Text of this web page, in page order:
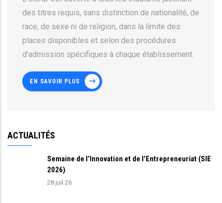
des titres requis, sans distinction de nationalité, de
race, de sexe ni de religion, dans la limite des
places disponibles et selon des procédures
d'admission spécifiques à chaque établissement.
EN SAVOIR PLUS
ACTUALITÉS
Semaine de l’Innovation et de l’Entrepreneuriat (SIE
2026)
28 juil 26